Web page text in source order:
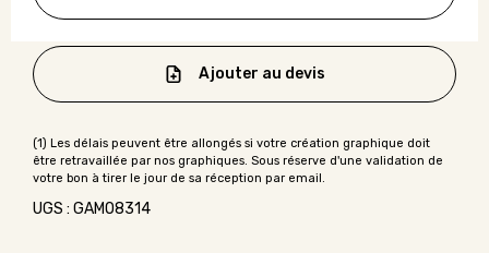
Ajouter au devis
UGS : GAMO8314